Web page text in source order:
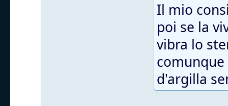
Il mio
poi se la
vibra lo
d'argilla